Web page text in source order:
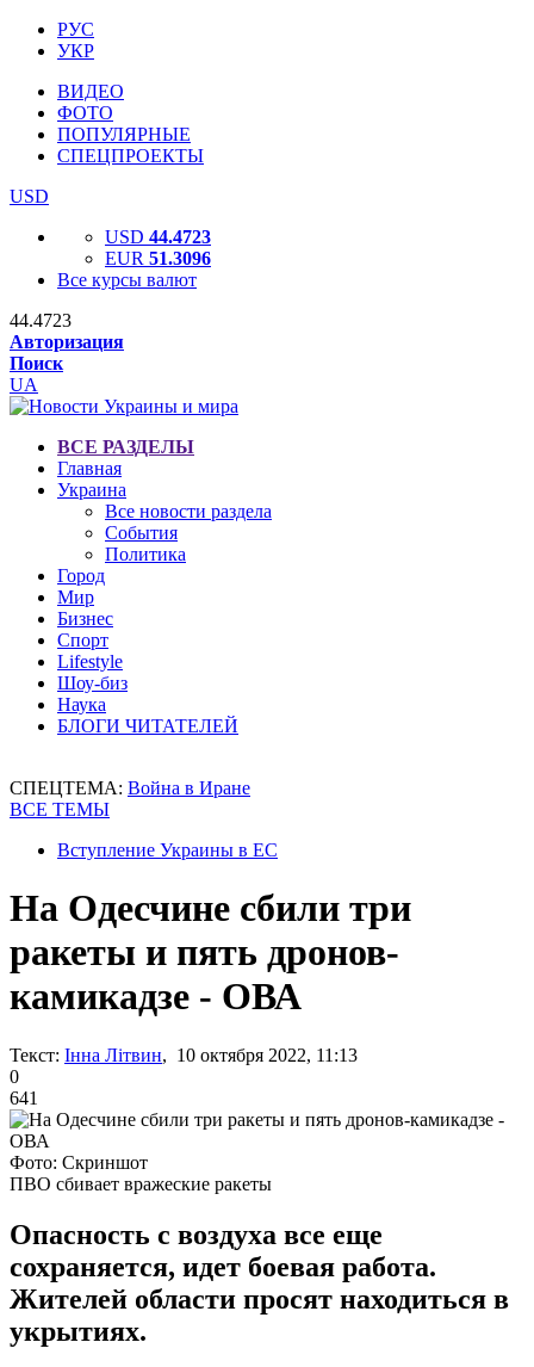
РУС
УКР
ВИДЕО
ФОТО
ПОПУЛЯРНЫЕ
СПЕЦПРОЕКТЫ
USD
USD 44.4723
EUR 51.3096
Все курсы валют
44.4723
Авторизация
Поиск
UA
ВСЕ РАЗДЕЛЫ
Главная
Украина
Все новости раздела
События
Политика
Город
Мир
Бизнес
Спорт
Lifestyle
Шоу-биз
Наука
БЛОГИ ЧИТАТЕЛЕЙ
СПЕЦТЕМА: Война в Иране
ВСЕ ТЕМЫ
Вступление Украины в ЕС
На Одесчине сбили три
ракеты и пять дронов-
камикадзе - ОВА
Текст: Інна Літвин, 10 октября 2022, 11:13
0
641
Фото: Скриншот
ПВО сбивает вражеские ракеты
Опасность с воздуха все еще
сохраняется, идет боевая работа.
Жителей области просят находиться в
укрытиях.